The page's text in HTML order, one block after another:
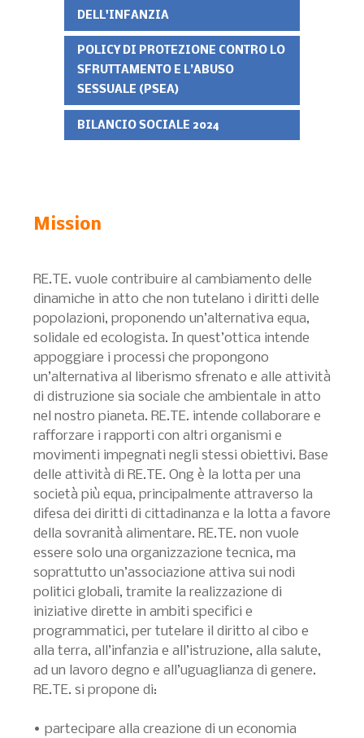
DELL'INFANZIA
POLICY DI PROTEZIONE CONTRO LO
SFRUTTAMENTO E L’ABUSO
SESSUALE (PSEA)
BILANCIO SOCIALE 2024
Mission
RE.TE. vuole contribuire al cambiamento delle
dinamiche in atto che non tutelano i diritti delle
popolazioni, proponendo un’alternativa equa,
solidale ed ecologista. In quest’ottica intende
appoggiare i processi che propongono
un’alternativa al liberismo sfrenato e alle attività
di distruzione sia sociale che ambientale in atto
nel nostro pianeta. RE.TE. intende collaborare e
rafforzare i rapporti con altri organismi e
movimenti impegnati negli stessi obiettivi. Base
delle attività di RE.TE. Ong è la lotta per una
società più equa, principalmente attraverso la
difesa dei diritti di cittadinanza e la lotta a favore
della sovranità alimentare. RE.TE. non vuole
essere solo una organizzazione tecnica, ma
soprattutto un’associazione attiva sui nodi
politici globali, tramite la realizzazione di
iniziative dirette in ambiti specifici e
programmatici, per tutelare il diritto al cibo e
alla terra, all’infanzia e all’istruzione, alla salute,
ad un lavoro degno e all’uguaglianza di genere.
RE.TE. si propone di:
• partecipare alla creazione di un economia